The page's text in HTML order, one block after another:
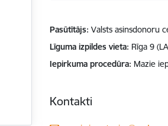
Pasūtītājs Valsts asinsdonoru
Līguma izpildes vieta Rīga 9
Iepirkuma procedūra Mazie
Kontakti